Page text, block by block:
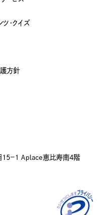
・クイズ
方針
15−1 Aplace恵比寿南4階